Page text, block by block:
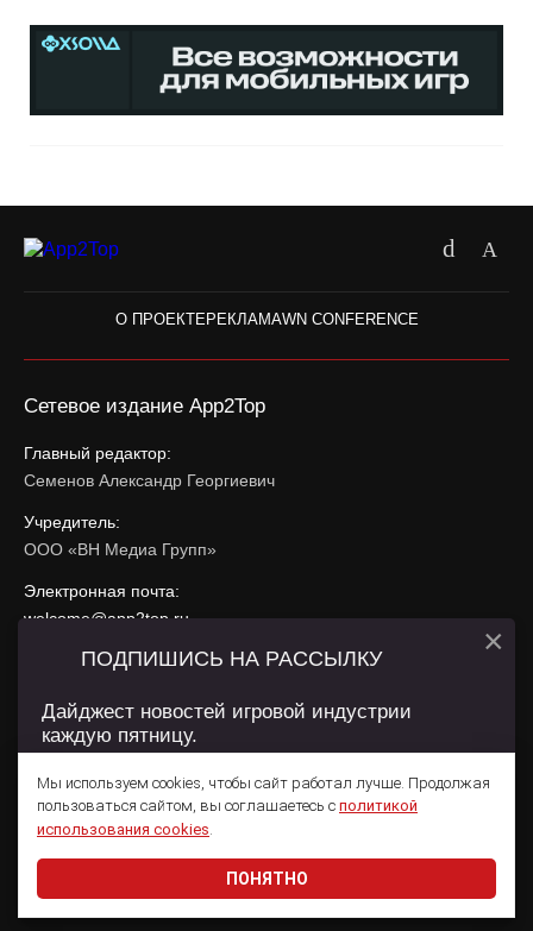
О ПРОЕКТЕРЕКЛАМАWN CONFERENCE
Сетевое издание App2Top
Главный редактор:
Семенов Александр Георгиевич
Учредитель:
ООО «ВН Медиа Групп»
Электронная почта:
welcome@app2top.ru
При использовании материалов активная ссылка на
Сайт использует IP адреса, cookie, данные геолокации
использования содержатся вПолитике конфиденциальностии
Пользовательском соглашении .
© 2011 — 2026 App2Top 16+
Мы используем cookies, чтобы сайт работал лучше. Продолжая
пользоваться сайтом, вы соглашаетесь с политикой
использования cookies.
ПОНЯТНО
ПОДПИШИСЬ НА РАССЫЛКУ
Дайджест новостей игровой индустрии
каждую пятницу.
Даю согласие на обработкуперсональных данных
×